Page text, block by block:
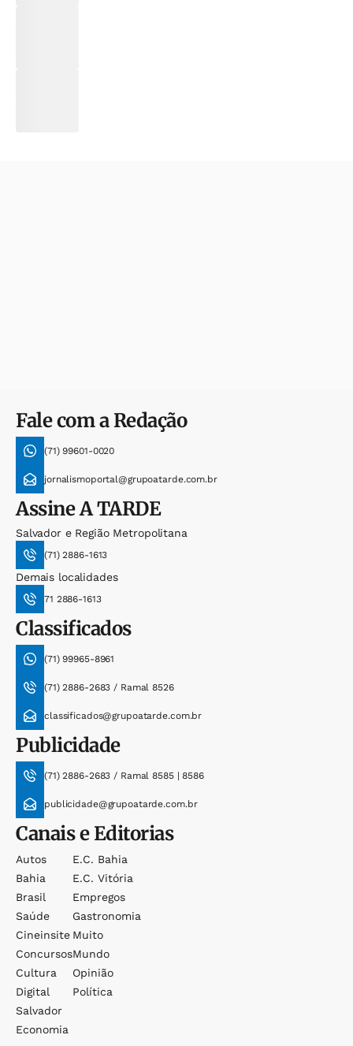
Fale com a Redação
(71) 99601-0020
jornalismoportal@grupoatarde.com.br
AssineA TARDE
Salvador e Região Metropolitana
(71) 2886-1613
Demais localidades
71 2886-1613
Classificados
(71) 99965-8961
(71) 2886-2683 / Ramal 8526
classificados@grupoatarde.com.br
Publicidade
(71) 2886-2683 / Ramal 8585 | 8586
publicidade@grupoatarde.com.br
Canais e Editorias
Autos
Bahia
Brasil
Saúde
Cineinsite
Concursos
Cultura
Digital
Salvador
Economia
E.c. Bahia
E.c. Vitória
Empregos
Gastronomia
Muito
Mundo
Opinião
Política